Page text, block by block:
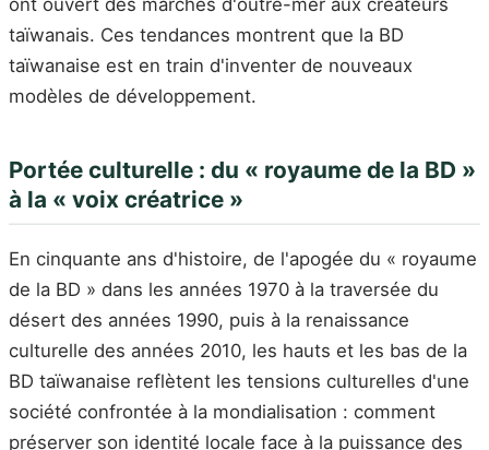
ont ouvert des marchés d'outre-mer aux créateurs
taïwanais. Ces tendances montrent que la BD
taïwanaise est en train d'inventer de nouveaux
modèles de développement.
Portée culturelle : du « royaume de la BD »
à la « voix créatrice »
En cinquante ans d'histoire, de l'apogée du « royaume
de la BD » dans les années 1970 à la traversée du
désert des années 1990, puis à la renaissance
culturelle des années 2010, les hauts et les bas de la
BD taïwanaise reflètent les tensions culturelles d'une
société confrontée à la mondialisation : comment
préserver son identité locale face à la puissance des